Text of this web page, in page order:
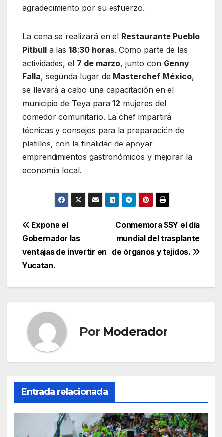
agradecimiento por su esfuerzo.
La cena se realizará en el Restaurante Pueblo
Pitbull a las 18:30 horas. Como parte de las
actividades, el 7 de marzo, junto con Genny
Falla, segunda lugar de Masterchef México,
se llevará a cabo una capacitación en el
municipio de Teya para 12 mujeres del
comedor comunitario. La chef impartirá
técnicas y consejos para la preparación de
platillos, con la finalidad de apoyar
emprendimientos gastronómicos y mejorar la
economía local.
Navegación
de
entradas
Conmemora SSY el día
mundial del trasplante
de órganos y tejidos.
Expone el
Gobernador las
ventajas de invertir en
Yucatan.
Por Moderador
Entrada relacionada